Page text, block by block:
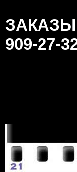
909-